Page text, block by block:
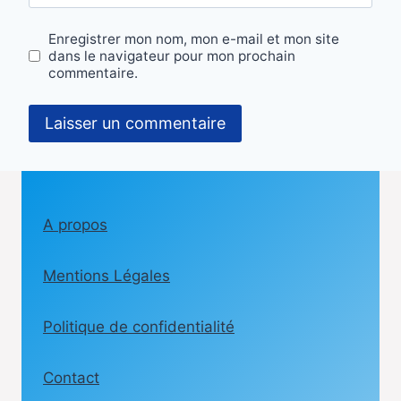
Enregistrer mon nom, mon e-mail et mon site
dans le navigateur pour mon prochain
commentaire.
A propos
Mentions Légales
Politique de confidentialité
Contact